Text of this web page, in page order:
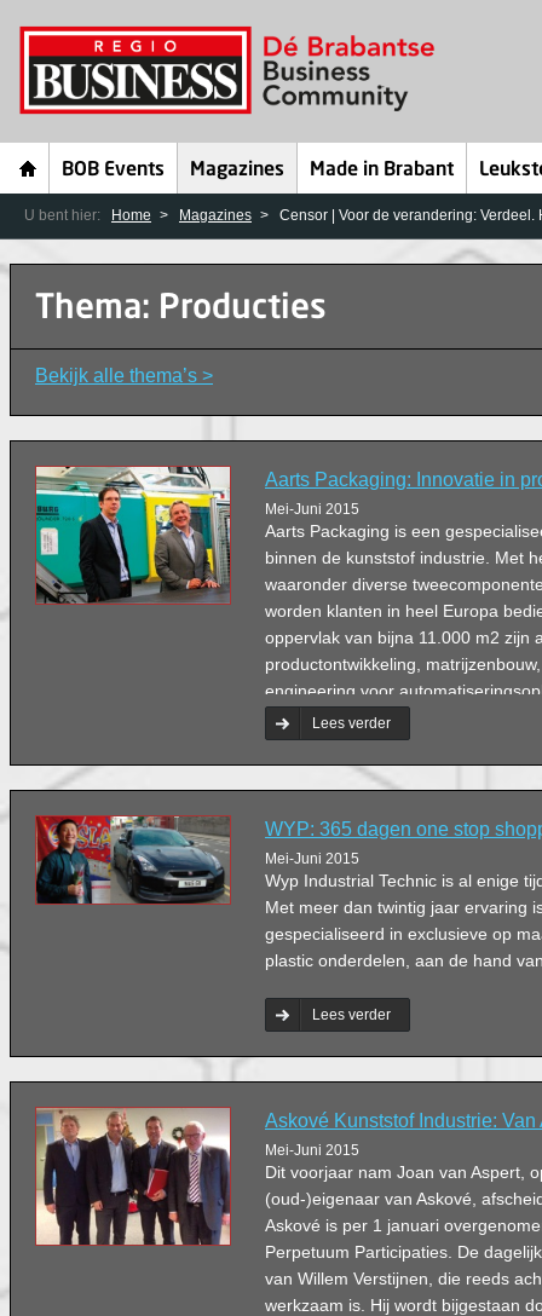
BOB Events Magazines Made in Brabant
U bent hier: Home Magazines Censor | Voor de verandering: Verdeel.
Thema: Producties
Bekijk alle thema’s >
Aarts Packaging: Innovatie in
Mei-Juni 2015
Aarts Packaging is een
binnen de kunststof industrie. Met
waaronder diverse
worden klanten in heel Europa
oppervlak van bijna 11.000 m2 zijn
productontwikkeling,
engineering voor
magazijn met expeditie.
Lees verder
WYP: 365 dagen one stop
Mei-Juni 2015
Wyp Industrial Technic is al enige
Met meer dan twintig jaar ervaring
gespecialiseerd in exclusieve op
plastic onderdelen, aan de hand
Lees verder
Askové Kunststof Industrie:
Mei-Juni 2015
Dit voorjaar nam Joan van Aspert,
(oud-)eigenaar van Askové,
Askové is per 1 januari
Perpetuum Participaties. De
van Willem Verstijnen, die reeds
werkzaam is. Hij wordt bijgestaan